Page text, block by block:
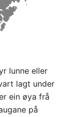
lunne eller
lagt under
ein øya frå
på